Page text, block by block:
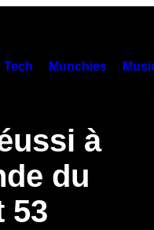
Tech Munchies
à
du
53